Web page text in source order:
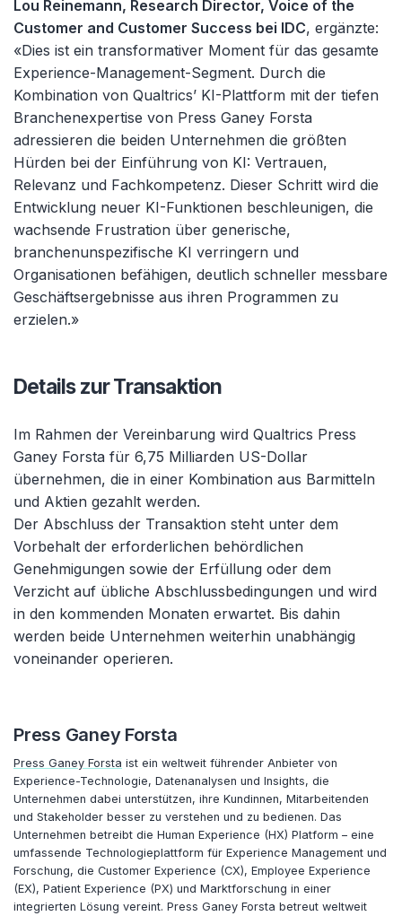
Lou Reinemann, Research Director, Voice of the
Customer and Customer Success bei IDC, ergänzte:
«Dies ist ein transformativer Moment für das gesamte
Experience-Management-Segment. Durch die
Kombination von Qualtrics’ KI-Plattform mit der tiefen
Branchenexpertise von Press Ganey Forsta
adressieren die beiden Unternehmen die größten
Hürden bei der Einführung von KI: Vertrauen,
Relevanz und Fachkompetenz. Dieser Schritt wird die
Entwicklung neuer KI-Funktionen beschleunigen, die
wachsende Frustration über generische,
branchenunspezifische KI verringern und
Organisationen befähigen, deutlich schneller messbare
Geschäftsergebnisse aus ihren Programmen zu
erzielen.»
Details zur Transaktion
Im Rahmen der Vereinbarung wird Qualtrics Press
Ganey Forsta für 6,75 Milliarden US-Dollar
übernehmen, die in einer Kombination aus Barmitteln
und Aktien gezahlt werden.
Der Abschluss der Transaktion steht unter dem
Vorbehalt der erforderlichen behördlichen
Genehmigungen sowie der Erfüllung oder dem
Verzicht auf übliche Abschlussbedingungen und wird
in den kommenden Monaten erwartet. Bis dahin
werden beide Unternehmen weiterhin unabhängig
voneinander operieren.
Press Ganey Forsta
Press Ganey Forsta ist ein weltweit führender Anbieter von
Experience-Technologie, Datenanalysen und Insights, die
Unternehmen dabei unterstützen, ihre Kundinnen, Mitarbeitenden
und Stakeholder besser zu verstehen und zu bedienen. Das
Unternehmen betreibt die Human Experience (HX) Platform – eine
umfassende Technologieplattform für Experience Management und
Forschung, die Customer Experience (CX), Employee Experience
(EX), Patient Experience (PX) und Marktforschung in einer
integrierten Lösung vereint. Press Ganey Forsta betreut weltweit